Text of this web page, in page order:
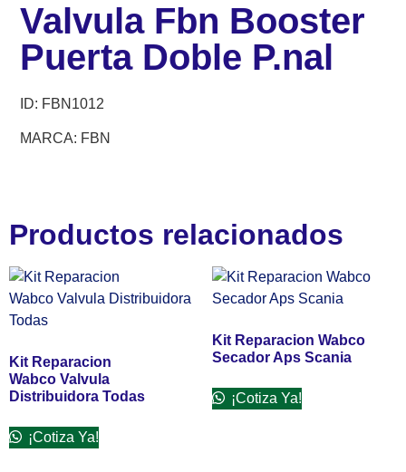
Valvula Fbn Booster
Puerta Doble P.nal
ID: FBN1012
MARCA: FBN
Productos relacionados
Kit Reparacion
Wabco Valvula
Distribuidora Todas
¡Cotiza Ya!
Kit Reparacion Wabco
Secador Aps Scania
¡Cotiza Ya!